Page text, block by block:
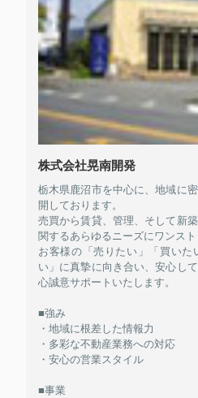
株式会社晃南開発
栃木県鹿沼市を中心に、地域に
開しております。
売買から賃貸、管理、そして新
関するあらゆるニーズにワンスト
お客様の「売りたい」「買いた
い」に真摯に向き合い、安心し
心誠意サポートいたします。
■強み
・地域に根差した情報力
・多彩な不動産業務への対応
・安心の営業スタイル
■事業